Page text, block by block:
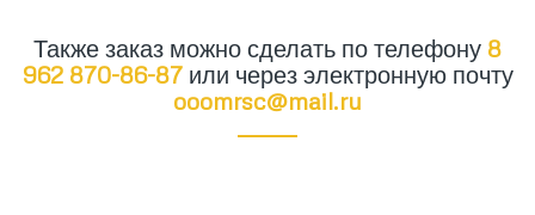
Также заказ можно сделать по телефону 8
962 870-86-87или через электронную почту
ooomrsc@mail.ru